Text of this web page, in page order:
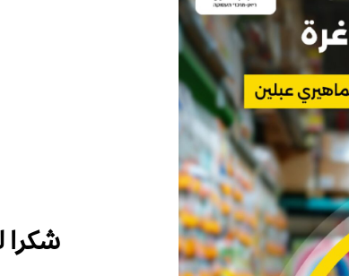
شكرا